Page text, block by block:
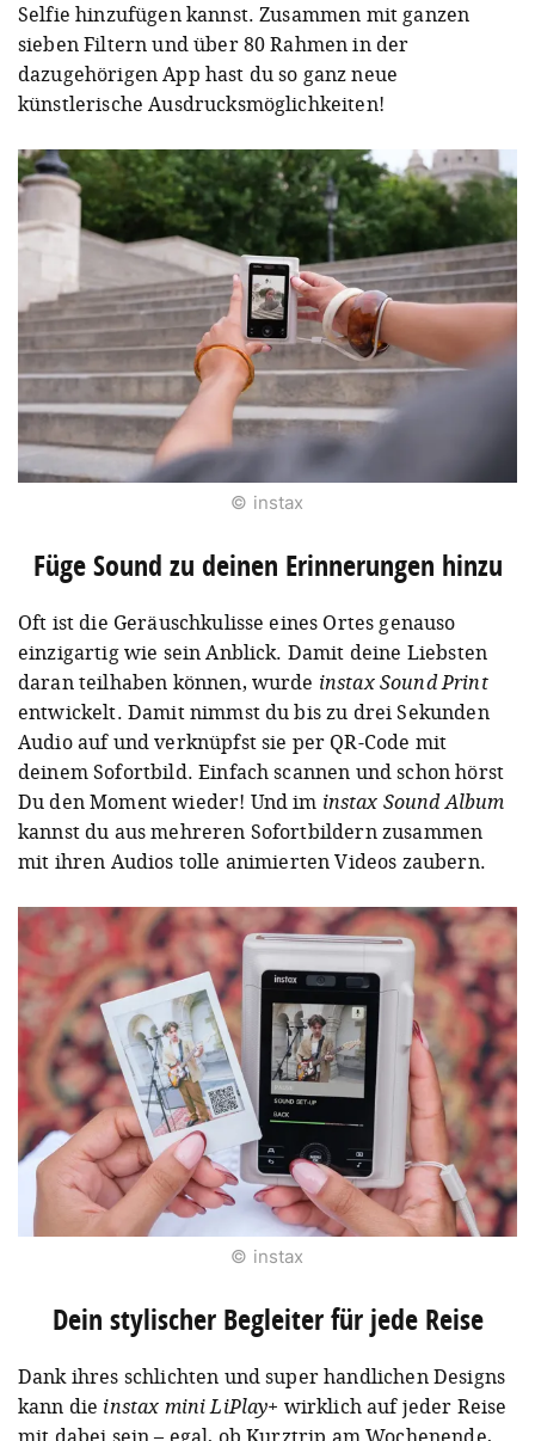
Selfie hinzufügen kannst. Zusammen mit ganzen
sieben Filtern und über 80 Rahmen in der
dazugehörigen App hast du so ganz neue
künstlerische Ausdrucksmöglichkeiten!
© instax
Füge Sound zu deinen Erinnerungen hinzu
Oft ist die Geräuschkulisse eines Ortes genauso
einzigartig wie sein Anblick. Damit deine Liebsten
daran teilhaben können, wurde instax Sound Print
entwickelt. Damit nimmst du bis zu drei Sekunden
Audio auf und verknüpfst sie per QR-Code mit
deinem Sofortbild. Einfach scannen und schon hörst
Du den Moment wieder! Und im instax Sound Album
kannst du aus mehreren Sofortbildern zusammen
mit ihren Audios tolle animierten Videos zaubern.
© instax
Dein stylischer Begleiter für jede Reise
Dank ihres schlichten und super handlichen Designs
kann die instax mini LiPlay+ wirklich auf jeder Reise